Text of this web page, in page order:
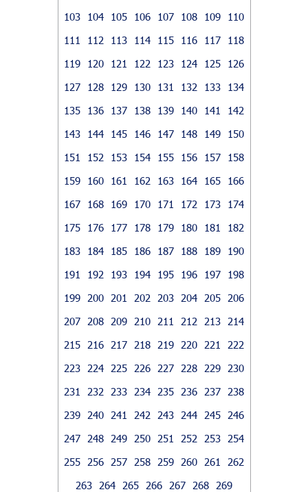
103
104 105 106 107 108 109
110
111
112 113 114 115 116 117
118
119
120 121 122 123 124 125
126
127
128 129 130 131 132 133
134
135
136 137 138 139 140 141
142
143
144 145 146 147 148 149
150
151
152 153 154 155 156 157
158
159
160 161 162 163 164 165
166
167
168 169 170 171 172 173
174
175
176 177 178 179 180 181
182
183
184 185 186 187 188 189
190
191
192 193 194 195 196 197
198
199
200 201 202 203 204 205
206
207
208 209 210 211 212 213
214
215
216 217 218 219 220 221
222
223
224 225 226 227 228 229
230
231
232 233 234 235 236 237
238
239
240 241 242 243 244 245
246
247
248 249 250 251 252 253
254
255
256 257 258 259 260 261
262
263
264 265 266 267 268 269